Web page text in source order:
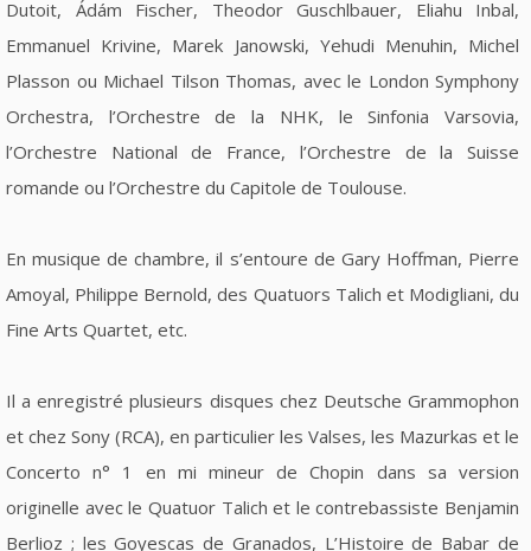
Dutoit, Ádám Fischer, Theodor Guschlbauer, Eliahu Inbal,
Emmanuel Krivine, Marek Janowski, Yehudi Menuhin, Michel
Plasson ou Michael Tilson Thomas, avec le London Symphony
Orchestra, l’Orchestre de la NHK, le Sinfonia Varsovia,
l’Orchestre National de France, l’Orchestre de la Suisse
romande ou l’Orchestre du Capitole de Toulouse.
En musique de chambre, il s’entoure de Gary Hoffman, Pierre
Amoyal, Philippe Bernold, des Quatuors Talich et Modigliani, du
Fine Arts Quartet, etc.
Il a enregistré plusieurs disques chez Deutsche Grammophon
et chez Sony (RCA), en particulier les Valses, les Mazurkas et le
Concerto n° 1 en mi mineur de Chopin dans sa version
originelle avec le Quatuor Talich et le contrebassiste Benjamin
Berlioz ; les Goyescas de Granados, L’Histoire de Babar de